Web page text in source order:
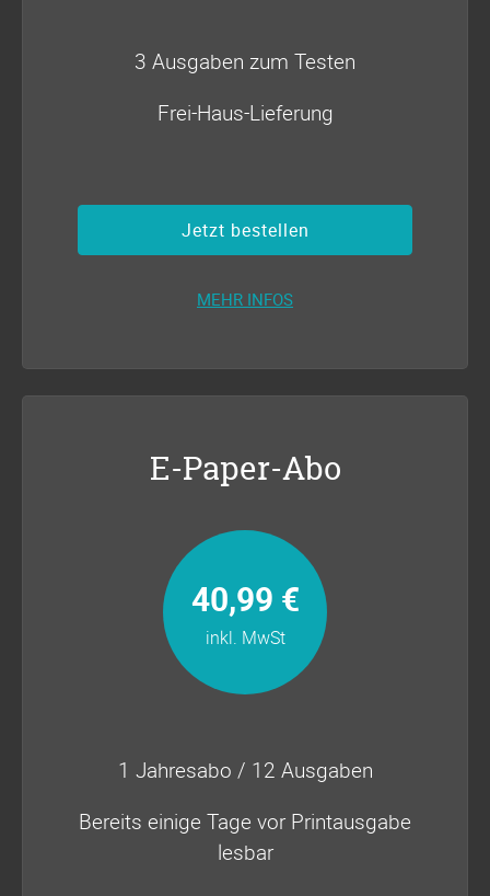
3 Ausgaben zum Testen
Frei-Haus-Lieferung
Jetzt bestellen
MEHR INFOS
E-Paper-Abo
40,99 €
inkl. MwSt
1 Jahresabo / 12 Ausgaben
Bereits einige Tage vor Printausgabe
lesbar